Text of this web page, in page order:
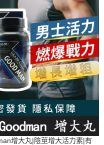
增大丸|陰莖增大活力素|有